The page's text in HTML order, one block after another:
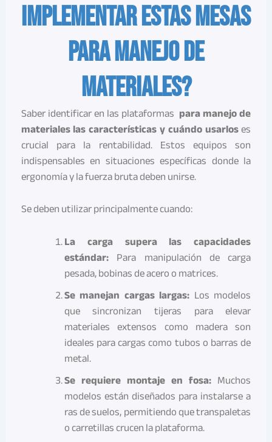
implementar estas mesas
para manejo de
materiales?
Saber identificar en las plataformas para manejo de
materiales las características y cuándo usarloses
crucial para la rentabilidad. Estos equipos son
indispensables en situaciones específicas donde la
ergonomía y la fuerza bruta deben unirse.
Se deben utilizar principalmente cuando:
La carga supera las capacidades
estándar:Para manipulación de carga
pesada, bobinas de acero o matrices.
Se manejan cargas largas: Los modelos
que sincronizan tijeras para elevar
materiales extensos como madera son
ideales para cargas como tubos o barras de
metal.
Se requiere montaje en fosa: Muchos
modelos están diseñados para instalarse a
ras de suelos, permitiendo que transpaletas
o carretillas crucen la plataforma.